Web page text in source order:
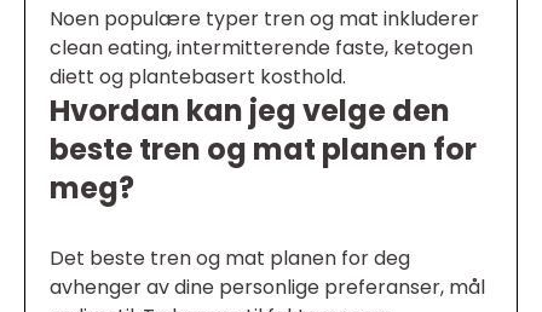
Noen populære typer tren og mat inkluderer
clean eating, intermitterende faste, ketogen
diett og plantebasert kosthold.
Hvordan kan jeg velge den
beste tren og mat planen for
meg?
Det beste tren og mat planen for deg
avhenger av dine personlige preferanser, mål